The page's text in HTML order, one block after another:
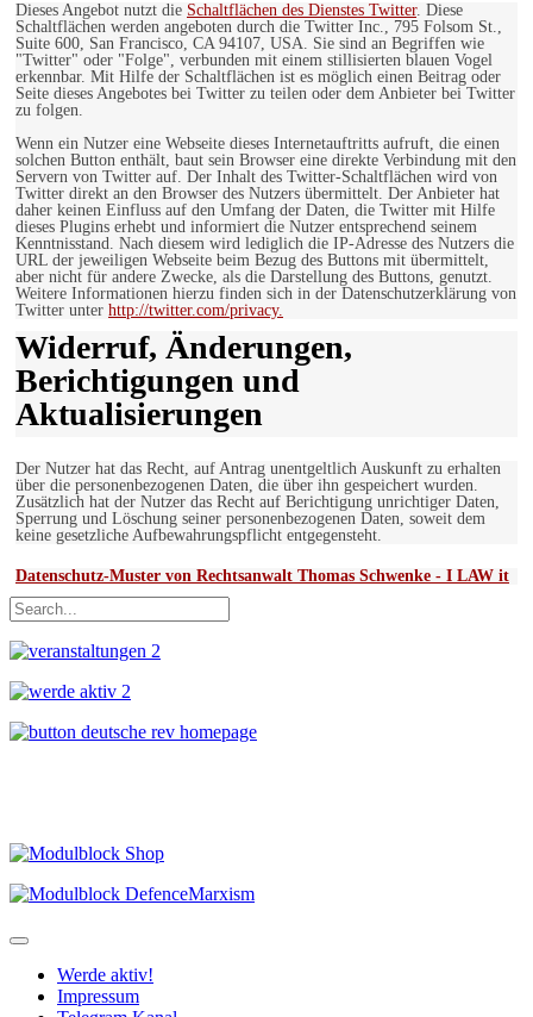
Dieses Angebot nutzt die Schaltflächen des Dienstes Twitter. Diese
Schaltflächen werden angeboten durch die Twitter Inc., 795 Folsom St.,
Suite 600, San Francisco, CA 94107, USA. Sie sind an Begriffen wie
"Twitter" oder "Folge", verbunden mit einem stillisierten blauen Vogel
erkennbar. Mit Hilfe der Schaltflächen ist es möglich einen Beitrag oder
Seite dieses Angebotes bei Twitter zu teilen oder dem Anbieter bei Twitter
zu folgen.
Wenn ein Nutzer eine Webseite dieses Internetauftritts aufruft, die einen
solchen Button enthält, baut sein Browser eine direkte Verbindung mit den
Servern von Twitter auf. Der Inhalt des Twitter-Schaltflächen wird von
Twitter direkt an den Browser des Nutzers übermittelt. Der Anbieter hat
daher keinen Einfluss auf den Umfang der Daten, die Twitter mit Hilfe
dieses Plugins erhebt und informiert die Nutzer entsprechend seinem
Kenntnisstand. Nach diesem wird lediglich die IP-Adresse des Nutzers die
URL der jeweiligen Webseite beim Bezug des Buttons mit übermittelt,
aber nicht für andere Zwecke, als die Darstellung des Buttons, genutzt.
Weitere Informationen hierzu finden sich in der Datenschutzerklärung von
Twitter unter http://twitter.com/privacy.
Widerruf, Änderungen,
Berichtigungen und
Aktualisierungen
Der Nutzer hat das Recht, auf Antrag unentgeltlich Auskunft zu erhalten
über die personenbezogenen Daten, die über ihn gespeichert wurden.
Zusätzlich hat der Nutzer das Recht auf Berichtigung unrichtiger Daten,
Sperrung und Löschung seiner personenbezogenen Daten, soweit dem
keine gesetzliche Aufbewahrungspflicht entgegensteht.
Datenschutz-Muster von Rechtsanwalt Thomas Schwenke - I LAW it
Werde aktiv!
Impressum